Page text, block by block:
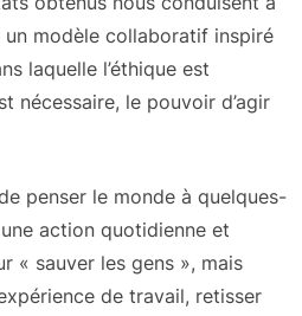
modèle collaboratif inspiré
laquelle l’éthique est
nécessaire, le pouvoir d’agir
penser le monde à quelques-
action quotidienne et
« sauver les gens », mais
de travail, retisser